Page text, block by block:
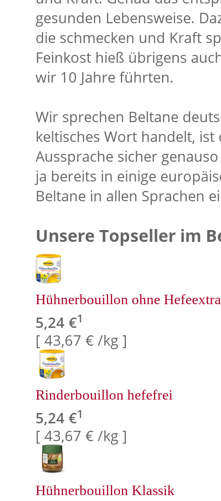
gesunden Lebensweise.
die schmecken und Kraft
Feinkost hieß übrigens
wir 10 Jahre führten.
Wir sprechen Beltane
keltisches Wort handelt,
Aussprache sicher
ja bereits in einige
Beltane in allen Sprachen
Unsere Topseller im
Hühnerbouillon ohne
5,24 €1
[ 43,67 € /kg ]
Rinderbouillon hefefrei
5,24 €1
[ 43,67 € /kg ]
Hühnerbouillon Klassik